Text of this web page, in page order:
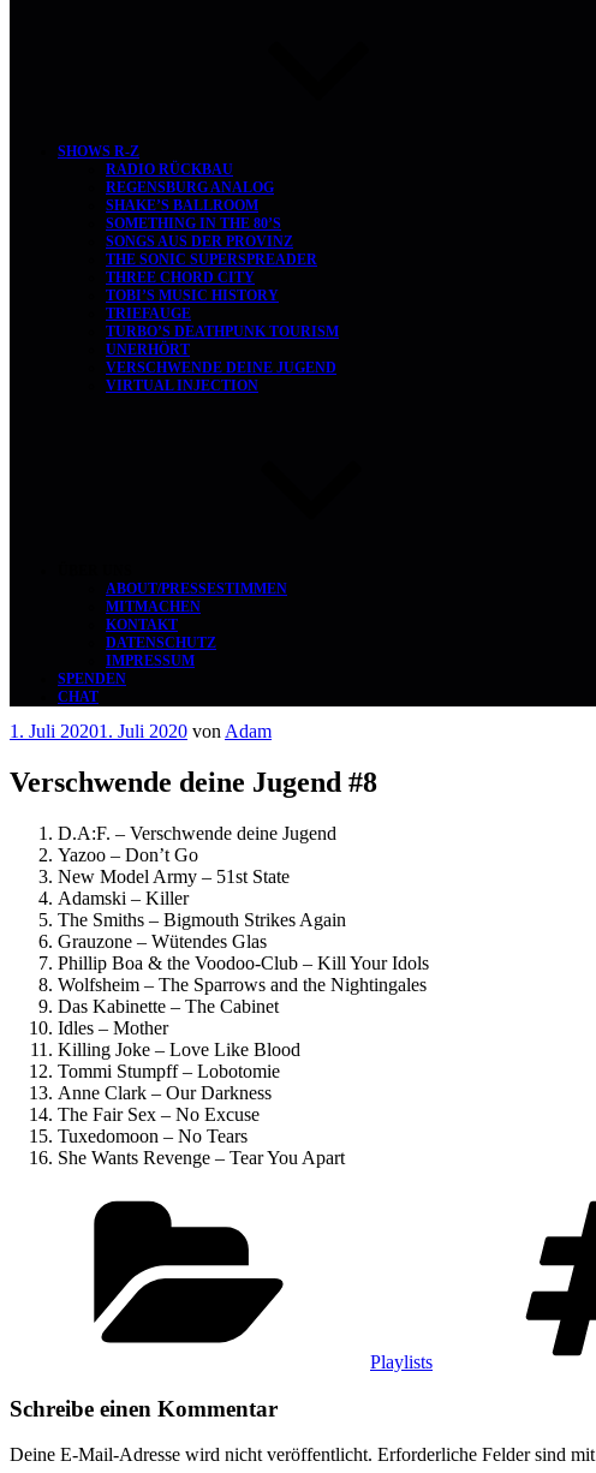
SHOWS R-Z
RADIO RÜCKBAU
REGENSBURG ANALOG
SHAKE’S BALLROOM
SOMETHING IN THE 80’S
SONGS AUS DER PROVINZ
THE SONIC SUPERSPREADER
THREE CHORD CITY
TOBI’S MUSIC HISTORY
TRIEFAUGE
TURBO’S DEATHPUNK TOURISM
UNERHÖRT
VERSCHWENDE DEINE JUGEND
VIRTUAL INJECTION
ABOUT/PRESSESTIMMEN
MITMACHEN
KONTAKT
DATENSCHUTZ
IMPRESSUM
SPENDEN
CHAT
Veröffentlicht
1. Juli 20201. Juli 2020 von Adam
Verschwende deine Jugend #8
D.A:F. – Verschwende deine Jugend
Yazoo – Don’t Go
New Model Army – 51st State
Adamski – Killer
The Smiths – Bigmouth Strikes Again
Grauzone – Wütendes Glas
Phillip Boa & the Voodoo-Club – Kill Your Idols
Wolfsheim – The Sparrows and the Nightingales
Das Kabinette – The Cabinet
Idles – Mother
Killing Joke – Love Like Blood
Tommi Stumpff – Lobotomie
Anne Clark – Our Darkness
The Fair Sex – No Excuse
Tuxedomoon – No Tears
She Wants Revenge – Tear You Apart
Playlists
Schreibe einen Kommentar
Deine E-Mail-Adresse wird nicht veröffentlicht. Erforderliche Felder sind mit